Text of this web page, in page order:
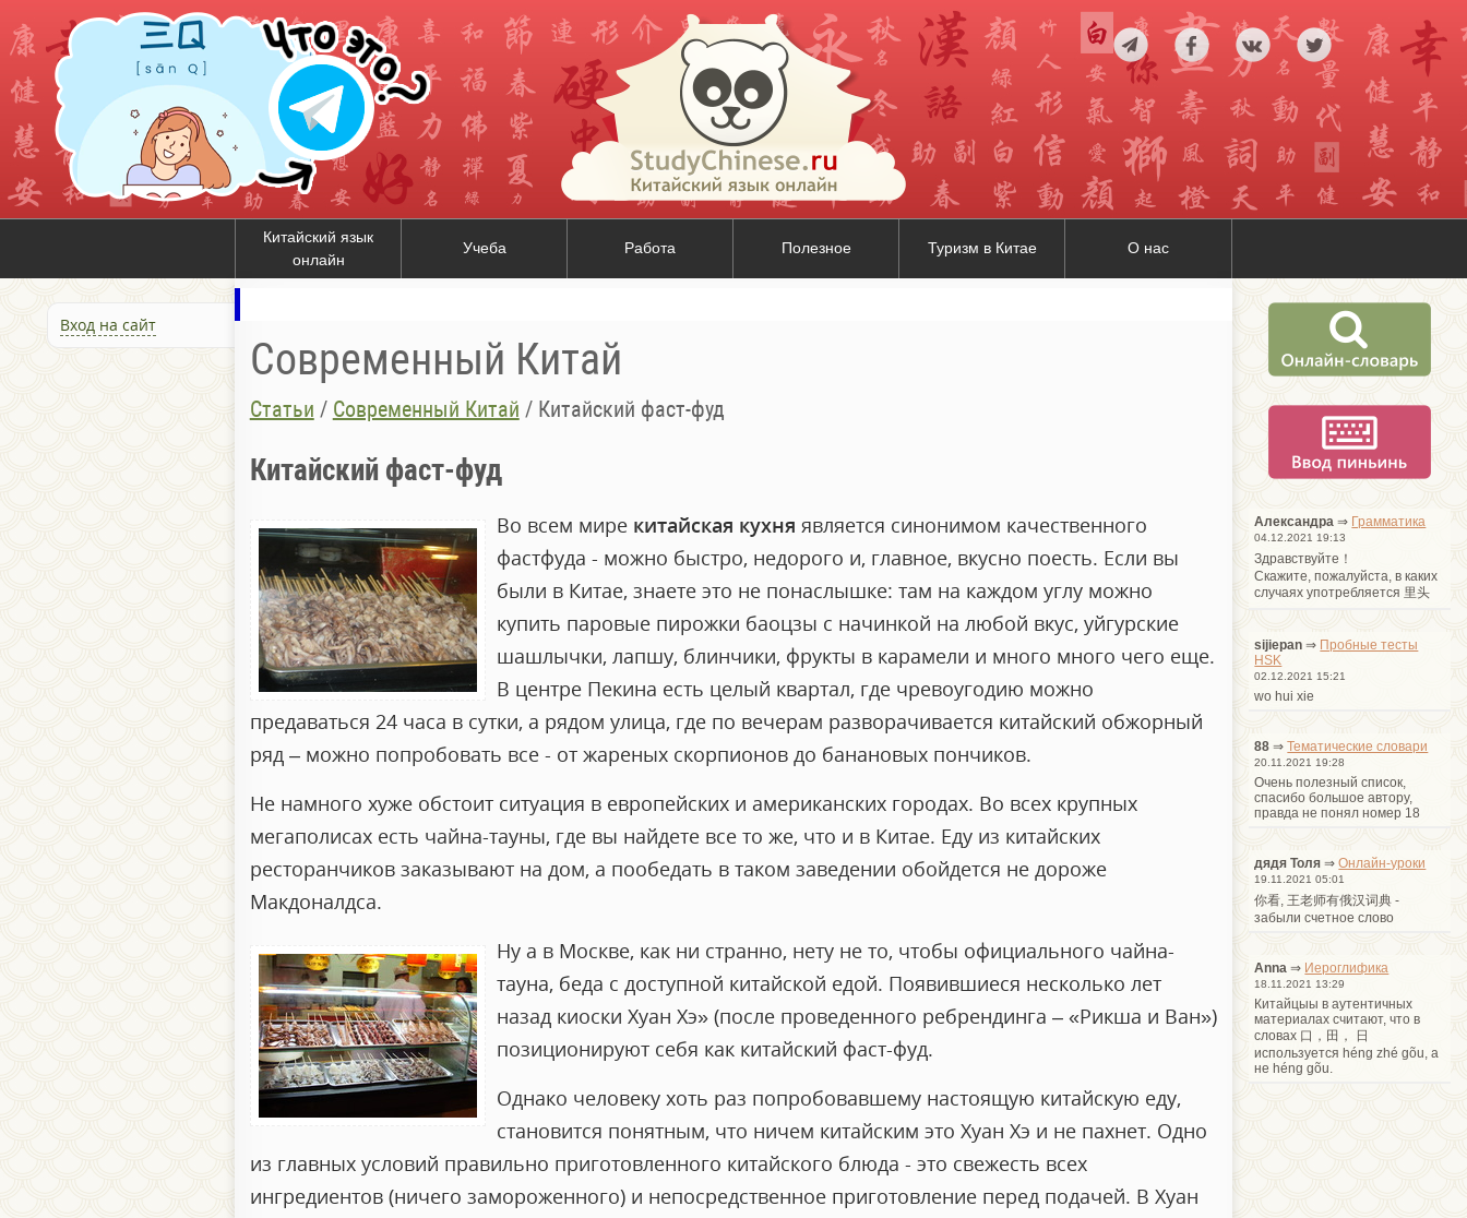
Китайский язык
онлайн
Учеба Работа Полезное Туризм в Китае О нас
Вход на сайт
Современный Китай
Статьи / Современный Китай / Китайский фаст-фуд
Китайский фаст-фуд
Во всем мире китайская кухня является синонимом качественного
фастфуда - можно быстро, недорого и, главное, вкусно поесть. Если вы
были в Китае, знаете это не понаслышке: там на каждом углу можно
купить паровые пирожки баоцзы с начинкой на любой вкус, уйгурские
шашлычки, лапшу, блинчики, фрукты в карамели и много много чего еще.
В центре Пекина есть целый квартал, где чревоугодию можно
предаваться 24 часа в сутки, а рядом улица, где по вечерам разворачивается китайский обжорный
ряд – можно попробовать все - от жареных скорпионов до банановых пончиков.
Не намного хуже обстоит ситуация в европейских и американских городах. Во всех крупных
мегаполисах есть чайна-тауны, где вы найдете все то же, что и в Китае. Еду из китайских
ресторанчиков заказывают на дом, а пообедать в таком заведении обойдется не дороже
Макдоналдса.
Ну а в Москве, как ни странно, нету не то, чтобы официального чайна-
тауна, беда с доступной китайской едой. Появившиеся несколько лет
назад киоски Хуан Хэ» (после проведенного ребрендинга – «Рикша и Ван»)
позиционируют себя как китайский фаст-фуд.
Однако человеку хоть раз попробовавшему настоящую китайскую еду,
становится понятным, что ничем китайским это Хуан Хэ и не пахнет. Одно
из главных условий правильно приготовленного китайского блюда - это свежесть всех
ингредиентов (ничего замороженного) и непосредственное приготовление перед подачей. В Хуан
Александра ⇒ Грамматика
04.12.2021 19:13
Здравствуйте！
Cкажите, пожалуйста, в каких
случаях употребляется 里头
sijiepan ⇒ Пробные тесты
HSK
02.12.2021 15:21
wo hui xie
88 ⇒Тематические словари
20.11.2021 19:28
Очень полезный список,
спасибо большое автору,
правда не понял номер 18
дядя Толя ⇒Онлайн-уроки
19.11.2021 05:01
你看, 王老师有俄汉词典 -
забыли счетное слово
Anna ⇒ Иероглифика
18.11.2021 13:29
Китайцыы в аутентичных
материалах считают, что в
словах 口，田， 日
используется héng zhé gõu, а
не héng gõu.